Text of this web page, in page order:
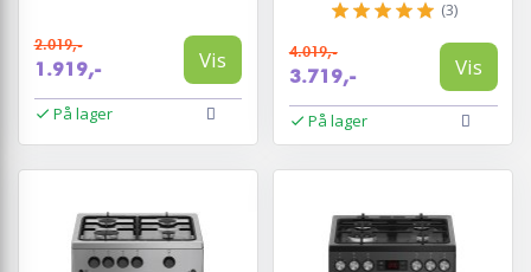
2.019,-
1.919,- Vis
På lager
(3)
4.019,-
3.719,- Vis
På lager